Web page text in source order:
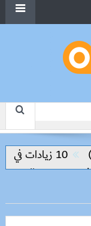
10 زيادات في 10 سنوات.. هل حان الوقت لرفع دعم البنزين نهائيا؟
سعر الحديد